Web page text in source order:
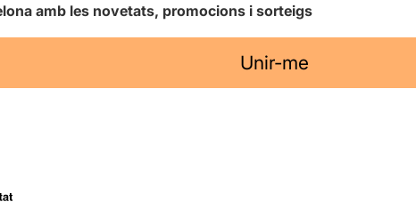
amb les novetats, promocions i sorteigs
Unir-me